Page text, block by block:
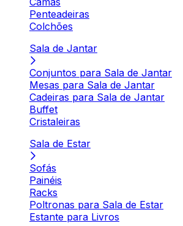
Penteadeiras
Colchões
Sala de Jantar
Conjuntos para Sala de Jantar
Mesas para Sala de Jantar
Cadeiras para Sala de Jantar
Buffet
Cristaleiras
Sala de Estar
Sofás
Painéis
Racks
Poltronas para Sala de Estar
Estante para Livros